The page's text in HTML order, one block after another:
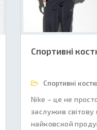
Спортивні
Спортивні
Nike – це не
заслужив світову
найковской